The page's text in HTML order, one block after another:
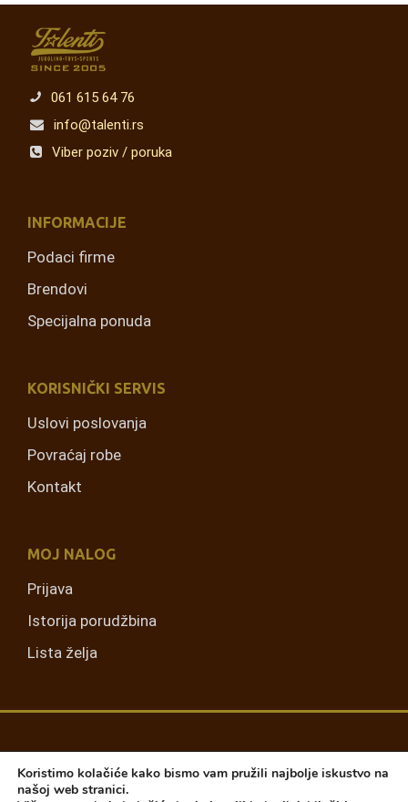
061 615 64 76
info@talenti.rs
Viber poziv / poruka
INFORMACIJE
Podaci firme
Brendovi
Specijalna ponuda
KORISNIČKI SERVIS
Uslovi poslovanja
Povraćaj robe
Kontakt
MOJ NALOG
Prijava
Istorija porudžbina
Lista želja
Koristimo kolačiće kako bismo vam pružili najbolje iskustvo na
našoj web stranici.